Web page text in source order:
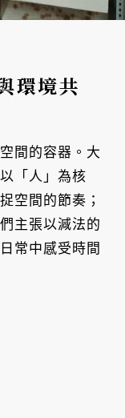
環境共
間的容器。大
「人」為核
空間的節奏；
主張以減法的
常中感受時間